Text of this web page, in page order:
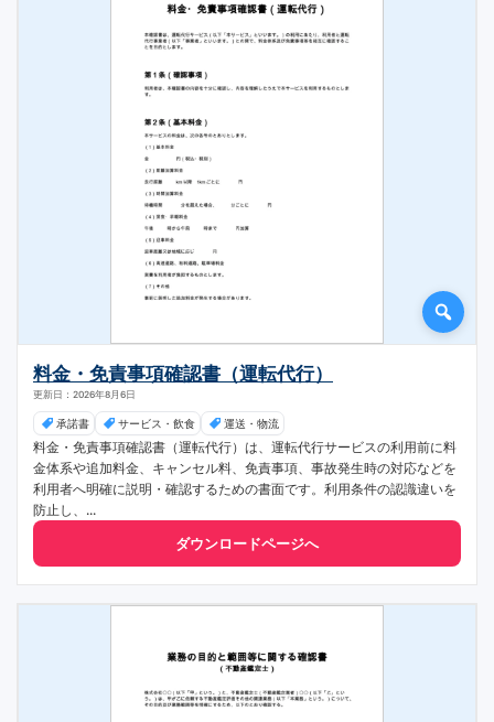
料金・免責事項確認書（運転代行）
更新日：2026年8月6日
承諾書 サービス・飲食 運送・物流
料金・免責事項確認書（運転代行）は、運転代行サービスの利用前に料
金体系や追加料金、キャンセル料、免責事項、事故発生時の対応などを
利用者へ明確に説明・確認するための書面です。利用条件の認識違いを
防止し、...
ダウンロードページへ